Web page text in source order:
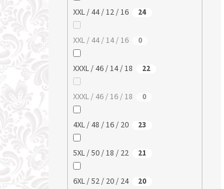
XXL / 44 / 12 / 16 24
XXL / 44 / 14 / 16 0
XXXL / 46 / 14 / 18 22
XXXL / 46 / 16 / 18 0
4XL / 48 / 16 / 20 23
5XL / 50 / 18 / 22 21
6XL / 52 / 20 / 24 20